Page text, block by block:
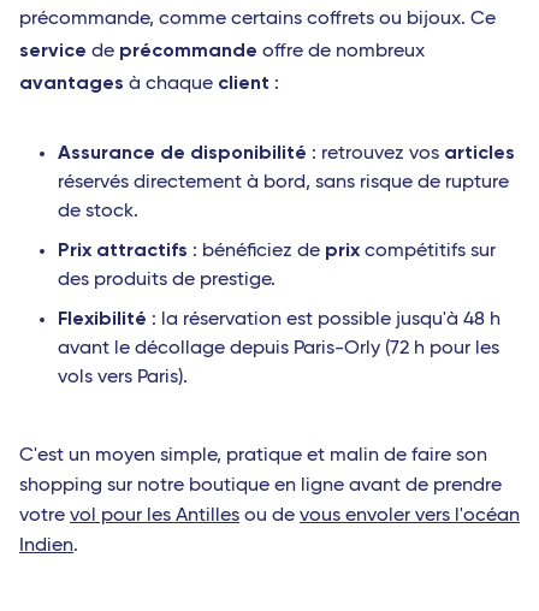
précommande, comme certains coffrets ou bijoux. Ce
service de précommande offre de nombreux
avantages à chaque client :
Assurance de disponibilité : retrouvez vos articles
réservés directement à bord, sans risque de rupture
de stock.
Prix attractifs : bénéficiez de prix compétitifs sur
des produits de prestige.
Flexibilité : la réservation est possible jusqu'à 48 h
avant le décollage depuis Paris-Orly (72 h pour les
vols vers Paris).
C'est un moyen simple, pratique et malin de faire son
shopping sur notre boutique en ligne avant de prendre
votre vol pour les Antilles ou de vous envoler vers l'océan
Indien.